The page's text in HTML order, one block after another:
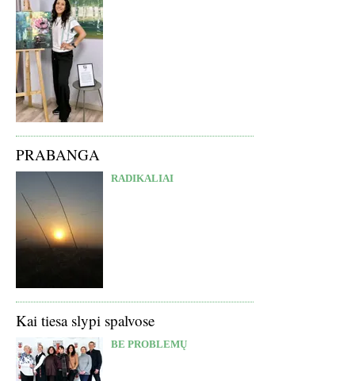
PRABANGA
RADIKALIAI
Kai tiesa slypi spalvose
BE PROBLEMŲ